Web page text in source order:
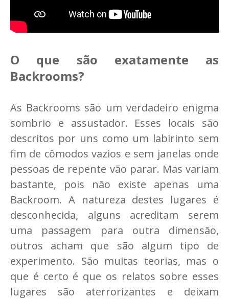
O que são exatamente as
Backrooms?
As Backrooms são um verdadeiro enigma
sombrio e assustador. Esses locais são
descritos por uns como um labirinto sem
fim de cômodos vazios e sem janelas onde
pessoas de repente vão parar. Mas variam
bastante, pois não existe apenas uma
Backroom. A natureza destes lugares é
desconhecida, alguns acreditam serem
uma passagem para outra dimensão,
outros acham que são algum tipo de
experimento. São muitas teorias, mas o
que é certo é que os relatos sobre esses
lugares são aterrorizantes e deixam